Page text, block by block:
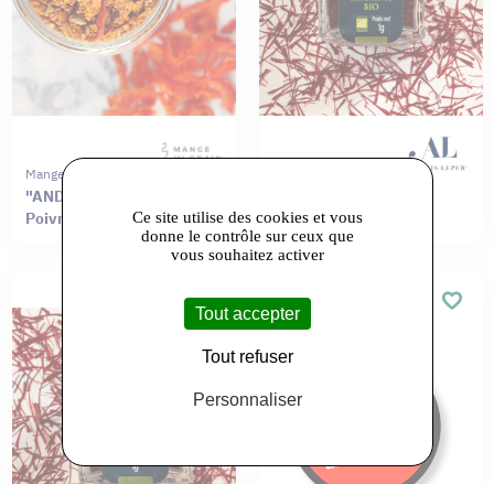
Mange Tes Graines
"ANDALOU " Tomate,
Poivron, paprika fumé
Click&Collect
Ce site utilise des cookies et vous
donne le contrôle sur ceux que
vous souhaitez activer
Tout accepter
Tout refuser
Personnaliser